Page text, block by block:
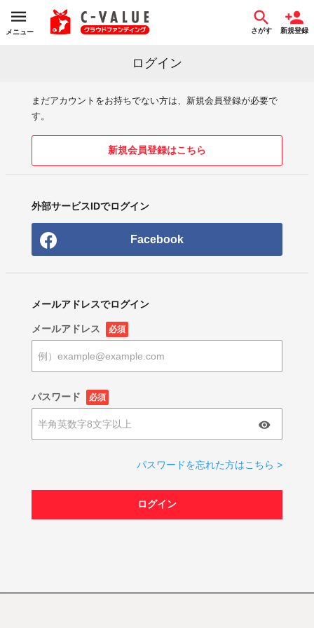
メニュー さがす 新規登録
ログイン
まだアカウントをお持ちでない方は、新規会員登録が必要で
す。
新規会員登録はこちら
外部サービスIDでログイン
Facebook
メールアドレスでログイン
メールアドレス 必須
パスワード 必須
パスワードを忘れた方はこちら >
ログイン